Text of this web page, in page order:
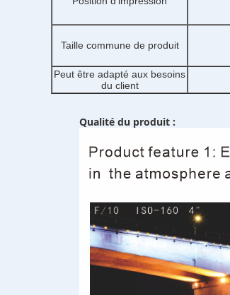
Taille commune de produit
Peut être adapté aux besoins
du client
Qualité du produit :